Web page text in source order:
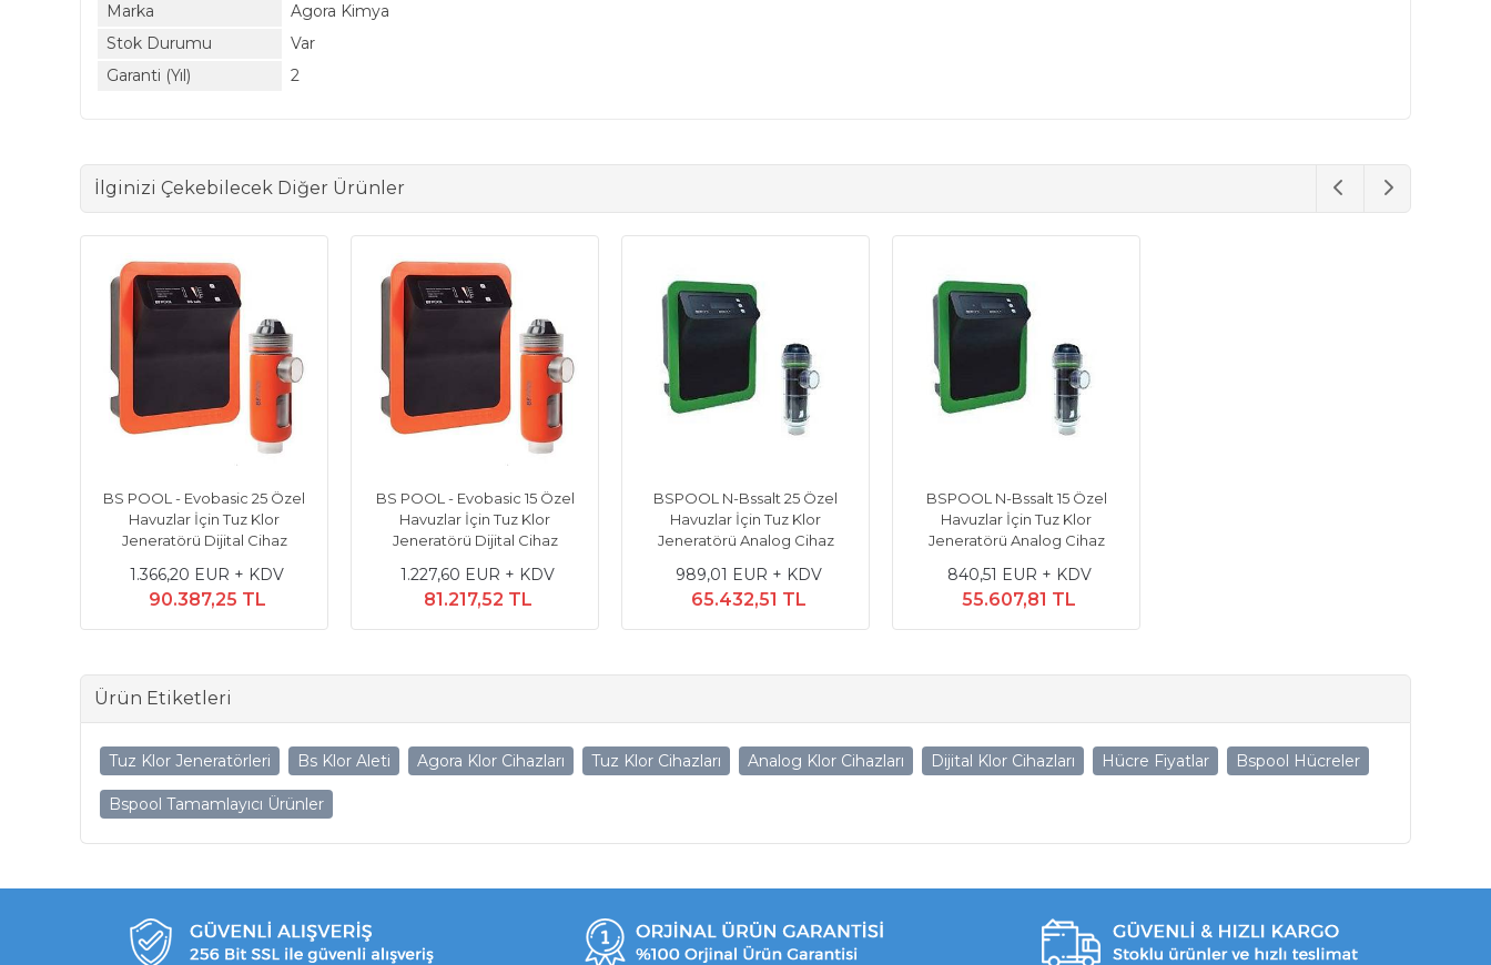
Marka
Agora Kimya
Stok Durumu
Var
Garanti (Yıl)
2
İlginizi Çekebilecek Diğer Ürünler
BS POOL - Evobasic 25 Özel
Havuzlar İçin Tuz Klor
Jeneratörü Dijital Cihaz
1.366,20 EUR + KDV
90.387,25 TL
BS POOL - Evobasic 15 Özel
Havuzlar İçin Tuz Klor
Jeneratörü Dijital Cihaz
1.227,60 EUR + KDV
81.217,52 TL
BSPOOL N-Bssalt 25 Özel
Havuzlar İçin Tuz Klor
Jeneratörü Analog Cihaz
989,01 EUR + KDV
65.432,51 TL
BSPOOL N-Bssalt 15 Özel
Havuzlar İçin Tuz Klor
Jeneratörü Analog Cihaz
840,51 EUR + KDV
55.607,81 TL
Ürün Etiketleri
Tuz Klor Jeneratörleri Bs Klor Aleti Agora Klor Cihazları Tuz Klor Cihazları Analog Klor Cihazları Dijital Klor Cihazları Hücre Fiyatlar Bspool Hücreler
Bspool Tamamlayıcı Ürünler